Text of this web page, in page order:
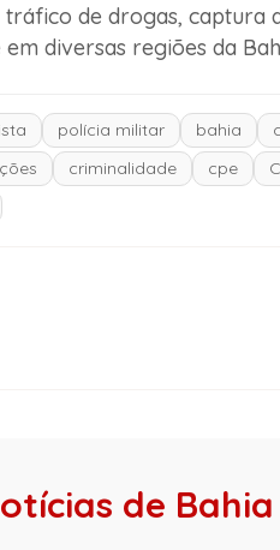
de drogas, captura
diversas regiões da
polícia militar bahia
criminalidade cpe
de Bahia